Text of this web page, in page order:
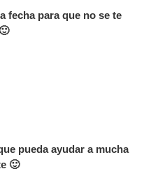
fecha para que no se te
pueda ayudar a mucha
🙂